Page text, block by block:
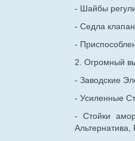
- Шайбы
- Седла
-
2. Огромный
- Заводские
- Усиленные
- Стойки
Альтернатива,